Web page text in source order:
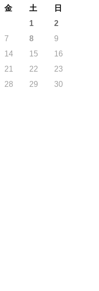
金 土
日
1
2
7 8
9
14 15
16
21 22
23
28 29
30